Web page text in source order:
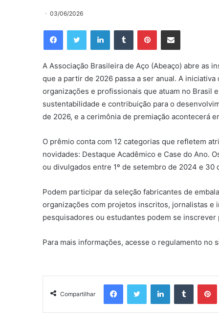
03/06/2026
A Associação Brasileira de Aço (Abeaço) abre as
que a partir de 2026 passa a ser anual. A
organizações e profissionais que atuam no Brasil
sustentabilidade e contribuição para o
de 2026, e a cerimônia de premiação acontecerá
O prêmio conta com 12 categorias que refletem
novidades: Destaque Acadêmico e Case do Ano.
ou divulgados entre 1º de setembro de 2024 e
Podem participar da seleção fabricantes de
organizações com projetos inscritos, jornalistas
pesquisadores ou estudantes podem se inscrever
Para mais informações, acesse o regulamento no
Compartilhar